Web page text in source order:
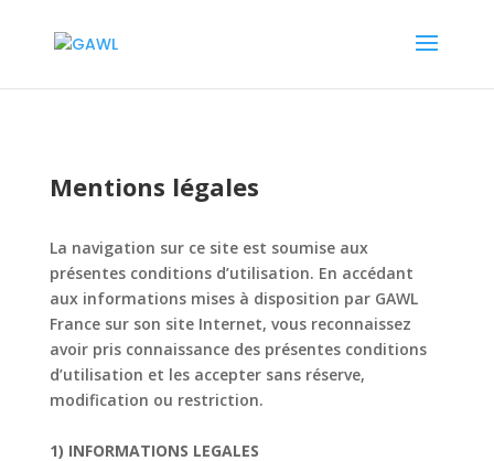
Mentions légales
La navigation sur ce site est soumise aux
présentes conditions d’utilisation. En accédant
aux informations mises à disposition par GAWL
Francesur son site Internet, vous reconnaissez
avoir pris connaissance des présentes conditions
d’utilisation et les accepter sans réserve,
modification ou restriction.
1) INFORMATIONS LEGALES